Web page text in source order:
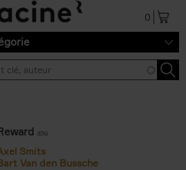
0
(EN)
Smits
Van den Bussche